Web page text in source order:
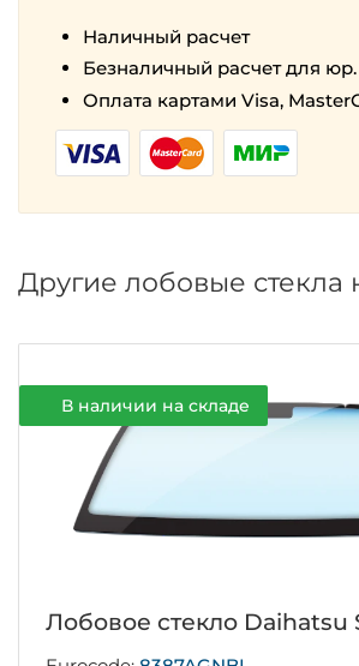
Наличный расчет
Безналичный расчет для
Оплата картами Visa,
Другие лобовые стекла
В наличии на складе
Лобовое стекло Daihatsu